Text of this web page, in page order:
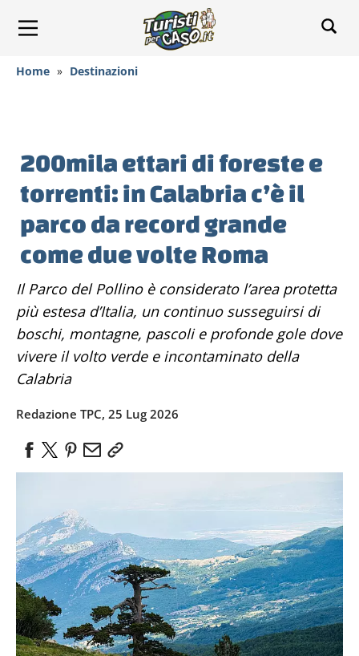
Home » Destinazioni
200mila ettari di foreste e
torrenti: in Calabria c’è il
parco da record grande
come due volte Roma
Il Parco del Pollino è considerato l’area protetta
più estesa d’Italia, un continuo susseguirsi di
boschi, montagne, pascoli e profonde gole dove
vivere il volto verde e incontaminato della
Calabria
Redazione TPC, 25 Lug 2026